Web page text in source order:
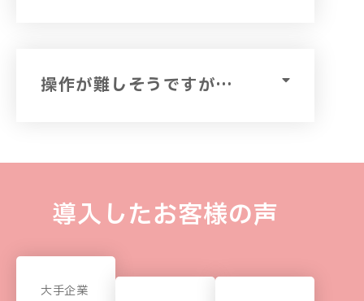
操作が難しそうですが…
導入したお客様の声
大手企業